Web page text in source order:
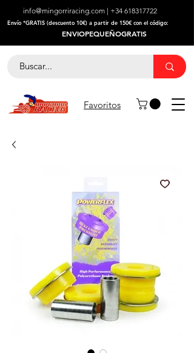
info@mingorriracing.com | +34 618317722
​Envío *GRATIS (descuento 10€) a partir de 150€ con el código:
ENVIOPEQUEÑOGRATIS
Favoritos